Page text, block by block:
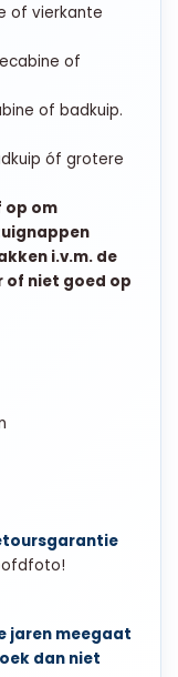
of vierkante
of
of badkuip.
óf grotere
op om
i.v.m. de
of niet goed op
jaren meegaat
dan niet